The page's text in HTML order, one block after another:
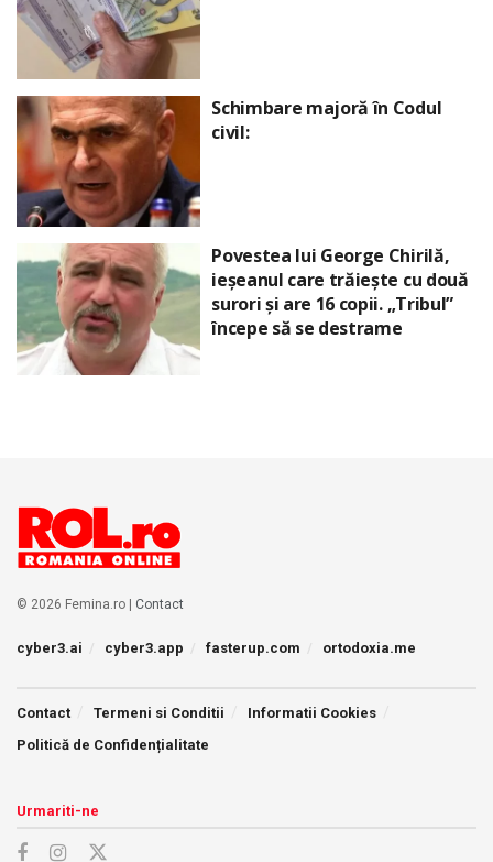
Schimbare majoră în Codul
civil:
Povestea lui George Chirilă,
ieșeanul care trăiește cu două
surori și are 16 copii. „Tribul”
începe să se destrame
© 2026 Femina.ro | Contact
cyber3.ai cyber3.app fasterup.com ortodoxia.me
Contact Termeni si Conditii
Informatii Cookies
Politică de Confidențialitate
Urmariti-ne